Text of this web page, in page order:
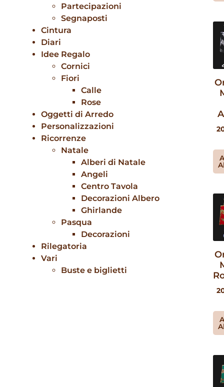
Partecipazioni
Segnaposti
Cintura
Diari
Idee Regalo
Cornici
Fiori
Calle
Rose
Oggetti di Arredo
Personalizzazioni
Ricorrenze
Natale
Alberi di Natale
Angeli
Centro Tavola
Decorazioni Albero
Ghirlande
Pasqua
Decorazioni
Rilegatoria
Vari
Buste e biglietti